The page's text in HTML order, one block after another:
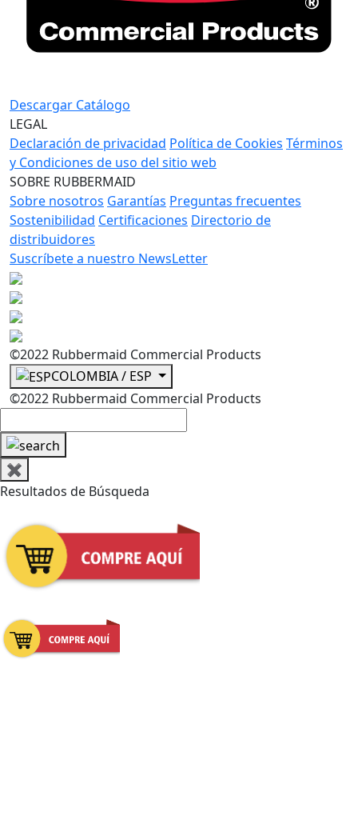
Descargar Catálogo
LEGAL
Declaración de privacidad Política de Cookies Términos
y Condiciones de uso del sitio web
SOBRE RUBBERMAID
Sobre nosotros Garantías Preguntas frecuentes
Sostenibilidad Certificaciones Directorio de
distribuidores
Suscríbete a nuestro NewsLetter
©2022 Rubbermaid Commercial Products
COLOMBIA / ESP
©2022 Rubbermaid Commercial Products
✖
Resultados de Búsqueda